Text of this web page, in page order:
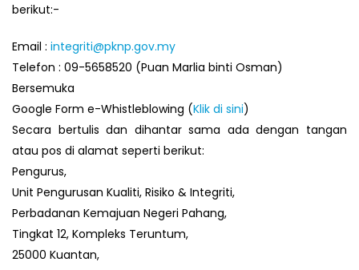
berikut:-
Email : integriti@pknp.gov.my
Telefon : 09-5658520 (Puan Marlia binti Osman)
Bersemuka
Google Form e-Whistleblowing (Klik di sini)
Secara bertulis dan dihantar sama ada dengan tangan
atau pos di alamat seperti berikut:
Pengurus,
Unit Pengurusan Kualiti, Risiko & Integriti,
Perbadanan Kemajuan Negeri Pahang,
Tingkat 12, Kompleks Teruntum,
25000 Kuantan,